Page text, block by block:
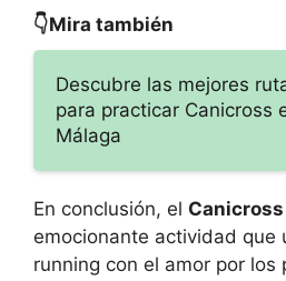
👇Mira también
Descubre las mejores
para practicar Canicross
Málaga
En conclusión, el
emocionante actividad que
running con el amor por los